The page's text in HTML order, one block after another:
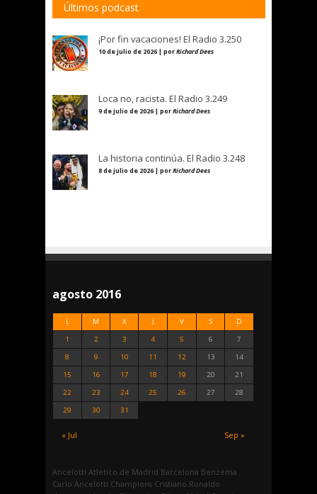
Últimos podcast
¡Por fin vacaciones! El Radio 3.250
10 de julio de 2026 | porRichard Dees
Loca no, racista. El Radio 3.249
9 de julio de 2026 | porRichard Dees
La historia continúa. El Radio 3.248
8 de julio de 2026 | porRichard Dees
agosto 2016
L M X J V S D
« Jul Sep »
1 2 3 4 5 6
7
8
9 10 11 12 13
14
15
16 17 18 19 20
21
22
23 24 25 26 27
28
29
30 31
Ancelotti Atletico de Madrid Barcelona Benzema
Carlo Ancelotti Champions Cristiano Ronaldo